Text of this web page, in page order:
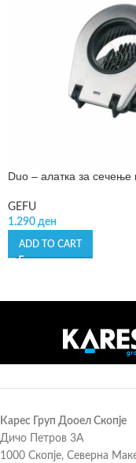
Duo – алатка за сечење
GEFU
1.290 ден
ADD TO CART
Карес Груп Дооел Скопје
Дичо Петров 3А
1000 Скопје, Северна